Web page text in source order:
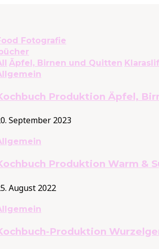
Fotografie
Äpfel, Birnen und Quitten
Produktion Äpfel,
September 2023
Produktion Warm &
August 2022
Produktion